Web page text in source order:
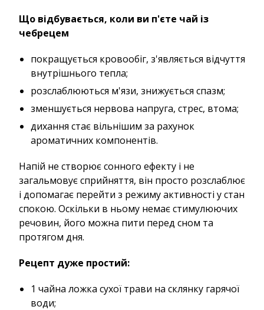
Що відбувається, коли ви п'єте чай із
чебрецем
покращується кровообіг, з'являється відчуття
внутрішнього тепла;
розслаблюються м'язи, знижується спазм;
зменшується нервова напруга, стрес, втома;
дихання стає вільнішим за рахунок
ароматичних компонентів.
Напій не створює сонного ефекту і не
загальмовує сприйняття, він просто розслаблює
і допомагає перейти з режиму активності у стан
спокою. Оскільки в ньому немає стимулюючих
речовин, його можна пити перед сном та
протягом дня.
Рецепт дуже простий:
1 чайна ложка сухої трави на склянку гарячої
води;